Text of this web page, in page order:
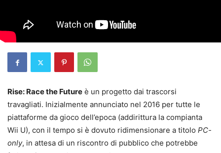
Rise: Race the Future è un progetto dai trascorsi
travagliati. Inizialmente annunciato nel 2016 per tutte le
piattaforme da gioco dell’epoca (addirittura la compianta
Wii U), con il tempo si è dovuto ridimensionare a titolo PC-
only, in attesa di un riscontro di pubblico che potrebbe